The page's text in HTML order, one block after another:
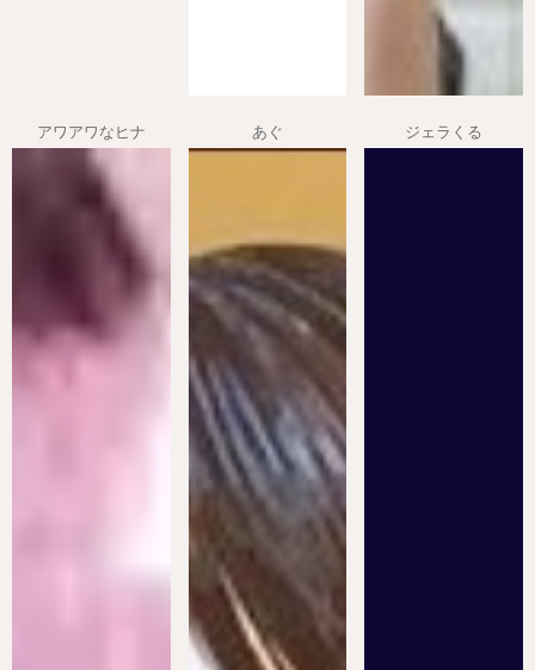
アワアワなヒナ あぐ ジェラくる